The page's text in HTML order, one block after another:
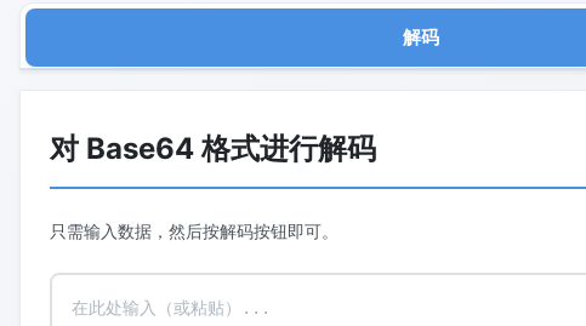
解码
对 Base64 格式进行解码
只需输入数据，然后按解码按钮即可。